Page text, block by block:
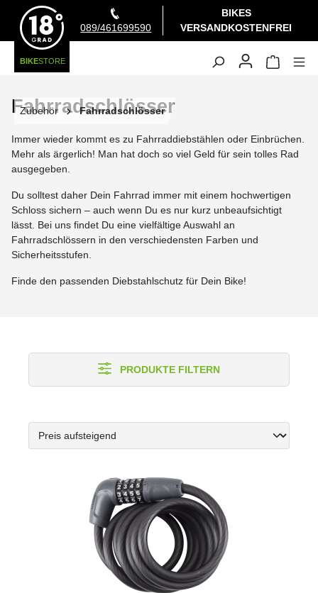
springen
BIKESTORE
089/461699590
BIKES
VERSANDKOSTENFREI
Zubehör Fahrradschlösser
Fahrradschlösser
Immer wieder kommt es zu Fahrraddiebstählen oder Einbrüchen.
Mehr als ärgerlich! Man hat doch so viel Geld für sein tolles Rad
ausgegeben.
Du solltest daher Dein Fahrrad immer mit einem hochwertigen
Schloss sichern – auch wenn Du es nur kurz unbeaufsichtigt
lässt. Bei uns findet Du eine vielfältige Auswahl an
Fahrradschlössern in den verschiedensten Farben und
Sicherheitsstufen.
Finde den passenden Diebstahlschutz für Dein Bike!
PRODUKTE FILTERN